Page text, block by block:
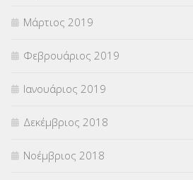
Μάρτιος 2019
Φεβρουάριος 2019
Ιανουάριος 2019
Δεκέμβριος 2018
Νοέμβριος 2018